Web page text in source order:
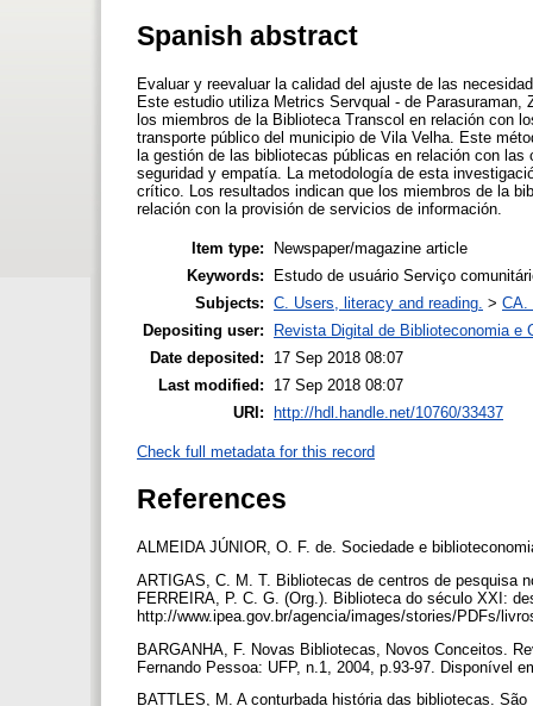
Spanish abstract
Evaluar y reevaluar la calidad del ajuste de las
Este estudio utiliza Metrics Servqual - de
los miembros de la Biblioteca Transcol en relación con
transporte público del municipio de Vila Velha. Este
la gestión de las bibliotecas públicas en relación con
seguridad y empatía. La metodología de esta
crítico. Los resultados indican que los miembros de la
relación con la provisión de servicios de información.
Item type:
Newspaper/magazine article
Keywords:
Estudo de usuário Serviço
Subjects: C. Users, literacy and reading. > CA.
Depositing user:
Revista Digital de Biblioteconomia e
Date deposited:
17 Sep 2018 08:07
Last modified:
17 Sep 2018 08:07
URI:
http://hdl.handle.net/10760/33437
Check full metadata for this record
References
ALMEIDA JÚNIOR, O. F. de. Sociedade e
ARTIGAS, C. M. T. Bibliotecas de centros de pesquisa
FERREIRA, P. C. G. (Org.). Biblioteca do século XXI:
http://www.ipea.gov.br/agencia/images/stories/PDFs/
BARGANHA, F. Novas Bibliotecas, Novos Conceitos.
Fernando Pessoa: UFP, n.1, 2004, p.93-97. Disponível
BATTLES, M. A conturbada história das bibliotecas.